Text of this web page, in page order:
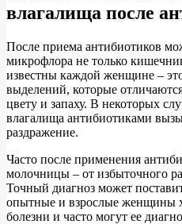
влагалища после
После приема антибиотиков
микрофлора не только
известны каждой женщине –
выделений, которые
цвету и запаху. В некоторых
влагалища антибиотиками
раздражение.
Часто после применения
молочницы – от избыточного
Точный диагноз может
опытные и взрослые женщины
болезни и часто могут ее